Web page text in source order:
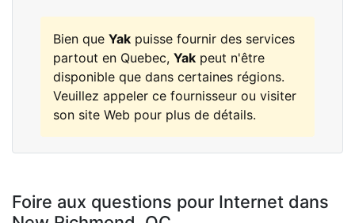
Bien que Yak puisse fournir des services
partout en Quebec, Yak peut n'être
disponible que dans certaines régions.
Veuillez appeler ce fournisseur ou visiter
son site Web pour plus de détails.
Foire aux questions pour Internet dans